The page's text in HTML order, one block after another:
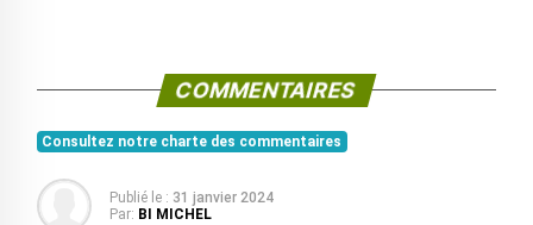
COMMENTAIRES
Consultez notre charte des commentaires
Publié le : 31 janvier 2024
Par: BI MICHEL